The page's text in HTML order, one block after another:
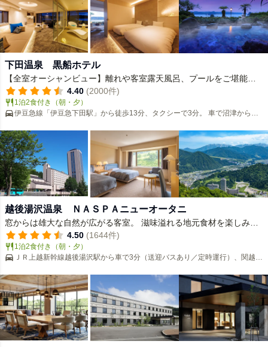
下田温泉 黒船ホテル
【全室オーシャンビュー】離れや客室露天風呂、プールをご堪能。
伊豆・下田温泉の味覚に舌鼓。ペット可！
4.40 (2000件)
1泊2食付き（朝・夕）
伊豆急線「伊豆急下田駅」から徒歩13分、タクシーで3分。 車で沼津から当
越後湯沢温泉 ＮＡＳＰＡニューオータニ
窓からは雄大な自然が広がる客室。 滋味溢れる地元食材を楽しみ、
天然温泉で疲れを癒してください。
4.50 (1644件)
1泊2食付き（朝・夕）
ＪＲ上越新幹線越後湯沢駅から車で3分（送迎バスあり／定時運行）、関越自